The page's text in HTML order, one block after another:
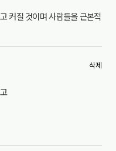
커질 것이며 사람들을 근본적
삭제